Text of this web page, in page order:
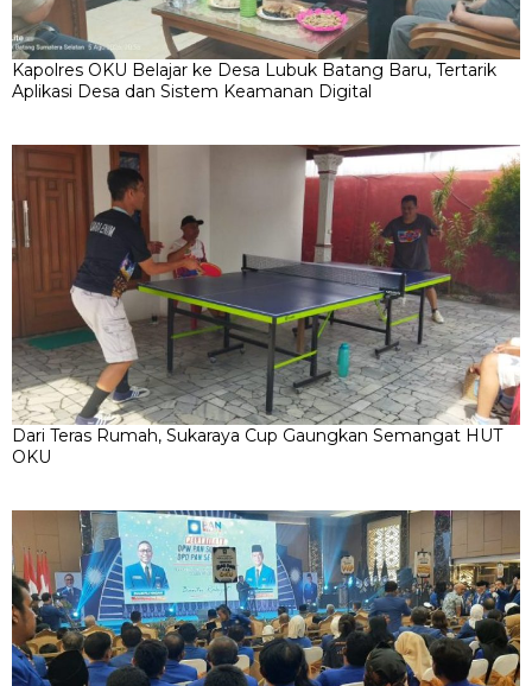
Kapolres OKU Belajar ke Desa Lubuk Batang Baru, Tertarik
Aplikasi Desa dan Sistem Keamanan Digital
Dari Teras Rumah, Sukaraya Cup Gaungkan Semangat HUT
OKU